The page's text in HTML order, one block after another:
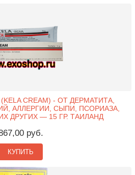
CREAM) - ОТ ДЕРМАТИТА,
АЛЛЕРГИИ, СЫПИ, ПСОРИАЗА,
ДРУГИХ — 15 ГР. ТАИЛАНД
руб.
КУПИТЬ